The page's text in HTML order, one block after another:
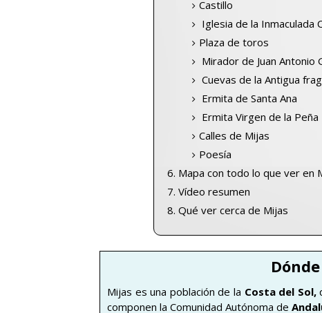
Castillo
Iglesia de la Inmaculada
Plaza de toros
Mirador de Juan Antonio
Cuevas de la Antigua
Ermita de Santa Ana
Ermita Virgen de la Peña
Calles de Mijas
Poesía
Mapa con todo lo que ver en
Vídeo resumen
Qué ver cerca de Mijas
Mijas es una población de la Costa del Sol,
componen la Comunidad Autónoma de